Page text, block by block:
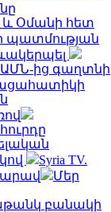
Օմանի հետ
պատմության
ից գաղտնի
Syria TV.
Մեր
բանակի